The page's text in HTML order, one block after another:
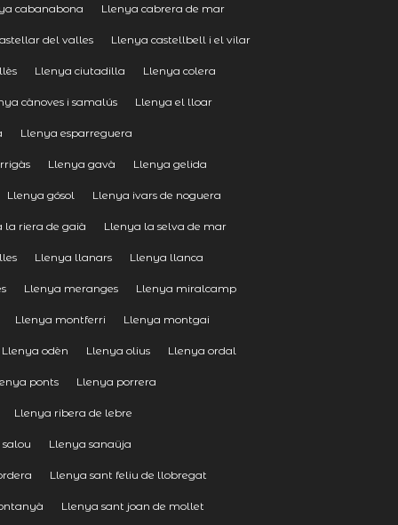
cabanabona Llenya cabrera de mar
del valles Llenya castellbell i el vilar
Llenya ciutadilla Llenya colera
cànoves i samalús Llenya el lloar
Llenya esparreguera
Llenya gavà Llenya gelida
Llenya gósol Llenya ivars de noguera
la riera de gaià Llenya la selva de mar
Llenya llanars Llenya llanca
Llenya meranges Llenya miralcamp
Llenya montferri Llenya montgai
Llenya odèn Llenya olius Llenya ordal
ponts Llenya porrera
Llenya ribera de lebre
Llenya sanaüja
Llenya sant feliu de llobregat
Llenya sant joan de mollet